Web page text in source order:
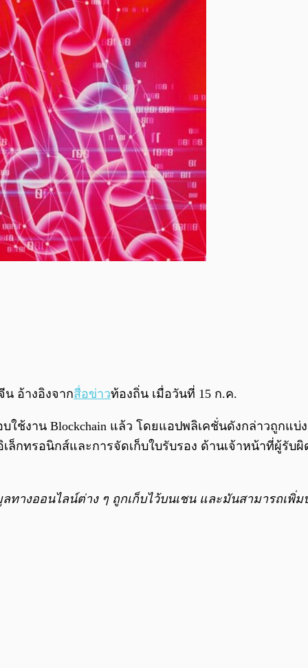
อ้างอิงจากสื่อข่าวท้องถิ่น เมื่อวันที่ 15 ก.ค.
ใช้งาน Blockchain แล้ว โดยแอปพลิเคชั่นดังกล่าวถูก
กทรอนิกส์และการจัดเก็บใบรับรอง ด้านเจ้าหน้าที่ผู้รับ
ทางออนไลน์ต่าง ๆ ถูกเก็บไว้บนเชน และมันสามารถเ